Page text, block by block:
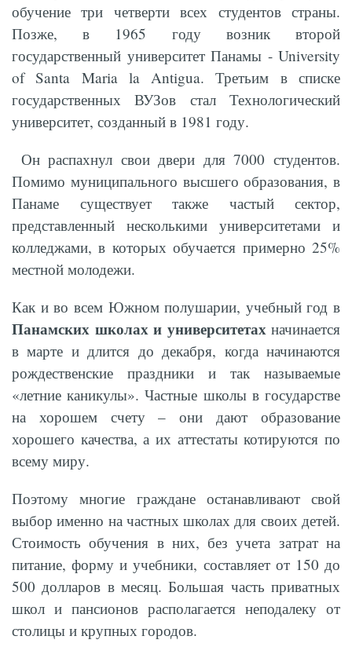
обучение три четверти всех студентов страны.
Позже, в 1965 году возник второй
государственный университет Панамы - University
of Santa Maria la Antigua. Третьим в списке
государственных ВУЗов стал Технологический
университет, созданный в 1981 году.
Он распахнул свои двери для 7000 студентов.
Помимо муниципального высшего образования, в
Панаме существует также частый сектор,
представленный несколькими университетами и
колледжами, в которых обучается примерно 25%
местной молодежи.
Как и во всем Южном полушарии, учебный год в
Панамских школах и университетах начинается
в марте и длится до декабря, когда начинаются
рождественские праздники и так называемые
«летние каникулы». Частные школы в государстве
на хорошем счету – они дают образование
хорошего качества, а их аттестаты котируются по
всему миру.
Поэтому многие граждане останавливают свой
выбор именно на частных школах для своих детей.
Стоимость обучения в них, без учета затрат на
питание, форму и учебники, составляет от 150 до
500 долларов в месяц. Большая часть приватных
школ и пансионов располагается неподалеку от
столицы и крупных городов.